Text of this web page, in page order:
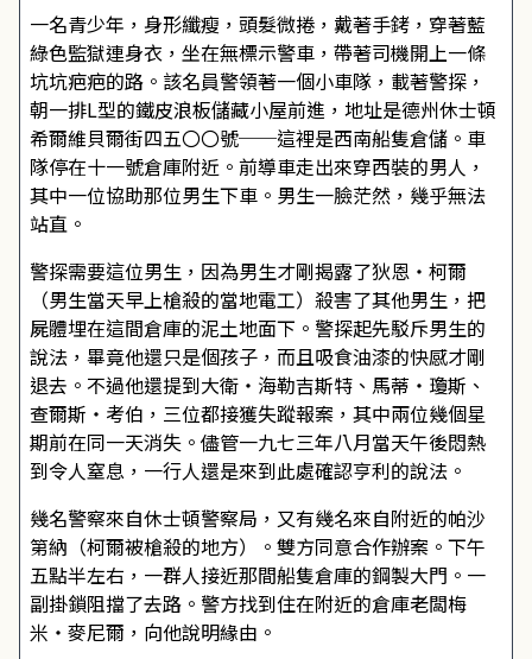
一名青少年，身形纖瘦，頭髮微捲，戴著手銬，穿著藍
綠色監獄連身衣，坐在無標示警車，帶著司機開上一條
坑坑疤疤的路。該名員警領著一個小車隊，載著警探，
朝一排L型的鐵皮浪板儲藏小屋前進，地址是德州休士頓
希爾維貝爾街四五〇〇號──這裡是西南船隻倉儲。車
隊停在十一號倉庫附近。前導車走出來穿西裝的男人，
其中一位協助那位男生下車。男生一臉茫然，幾乎無法
站直。
警探需要這位男生，因為男生才剛揭露了狄恩・柯爾
（男生當天早上槍殺的當地電工）殺害了其他男生，把
屍體埋在這間倉庫的泥土地面下。警探起先駁斥男生的
說法，畢竟他還只是個孩子，而且吸食油漆的快感才剛
退去。不過他還提到大衛・海勒吉斯特、馬蒂・瓊斯、
查爾斯・考伯，三位都接獲失蹤報案，其中兩位幾個星
期前在同一天消失。儘管一九七三年八月當天午後悶熱
到令人窒息，一行人還是來到此處確認亨利的說法。
幾名警察來自休士頓警察局，又有幾名來自附近的帕沙
第納（柯爾被槍殺的地方）。雙方同意合作辦案。下午
五點半左右，一群人接近那間船隻倉庫的鋼製大門。一
副掛鎖阻擋了去路。警方找到住在附近的倉庫老闆梅
米・麥尼爾，向他說明緣由。